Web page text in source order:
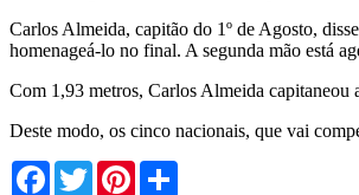
Carlos Almeida, capitão do 1º de Agosto,
homenageá-lo no final. A segunda mão está
Com 1,93 metros, Carlos Almeida capitaneou
Deste modo, os cinco nacionais, que vai
Facebook
TwitterPinterest